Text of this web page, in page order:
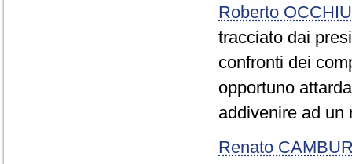
Roberto
tracciato dai
confronti dei
opportuno
addivenire ad un
Renato